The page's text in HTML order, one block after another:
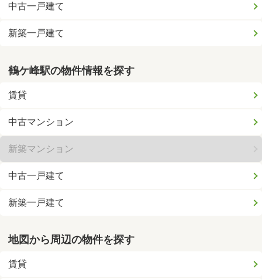
中古一戸建て
新築一戸建て
鶴ケ峰駅の物件情報を探す
賃貸
中古マンション
新築マンション
中古一戸建て
新築一戸建て
地図から周辺の物件を探す
賃貸